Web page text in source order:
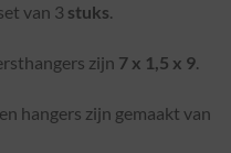
van 3 stuks.
zijn 7 x 1,5 x 9.
hangers zijn gemaakt van